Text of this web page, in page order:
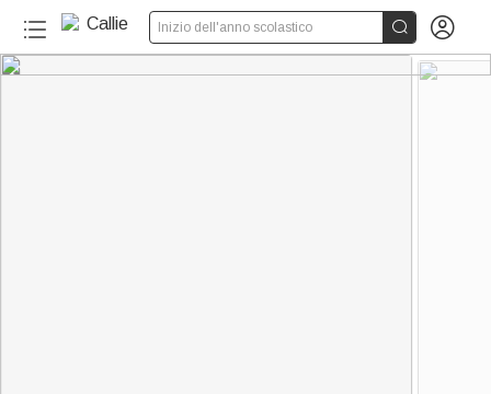
Inizio dell'anno scolastico  